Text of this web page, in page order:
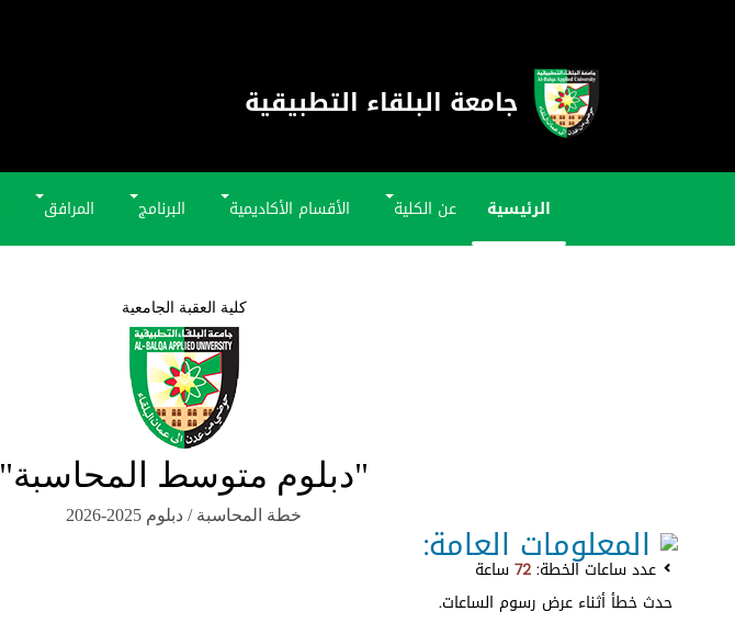
جامعة البلقاء التطبيقية
الرئيسية عن الكلية الأقسام الأكاديمية البرنامج المرافق
كلية العقبة الجامعية
"دبلوم متوسط المحاسبة"
خطة المحاسبة / دبلوم 2025-2026
المعلومات العامة:
عدد ساعات الخطة:72ساعة
حدث خطأ أثناء عرض رسوم الساعات.